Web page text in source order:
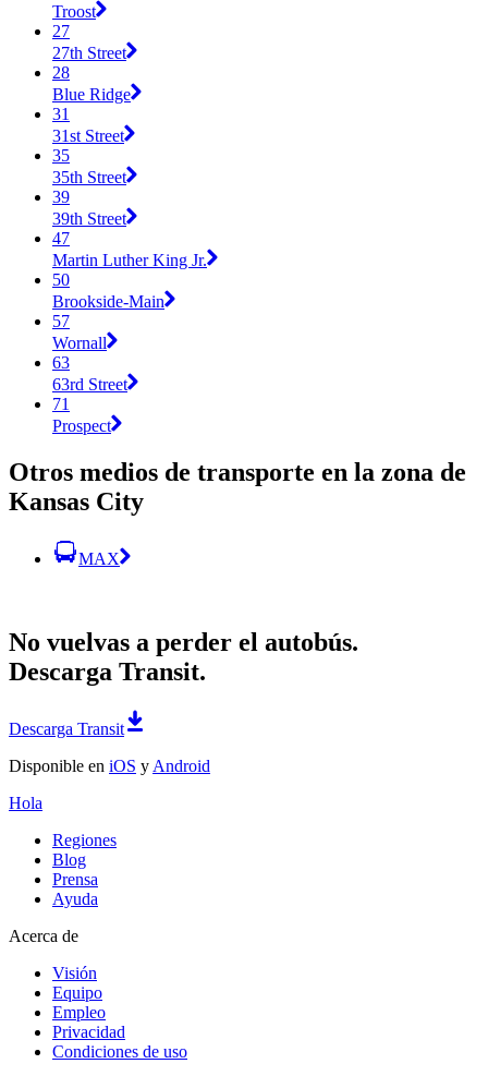
Troost
27
27th Street
28
Blue Ridge
31
31st Street
35
35th Street
39
39th Street
47
Martin Luther King Jr.
50
Brookside-Main
57
Wornall
63
63rd Street
71
Prospect
Otros medios de transporte en la zona de
Kansas City
MAX
No vuelvas a perder el autobús.
Descarga Transit.
Descarga Transit
Disponible en iOS y Android
Hola
Regiones
Blog
Prensa
Ayuda
Acerca de
Visión
Equipo
Empleo
Privacidad
Condiciones de uso